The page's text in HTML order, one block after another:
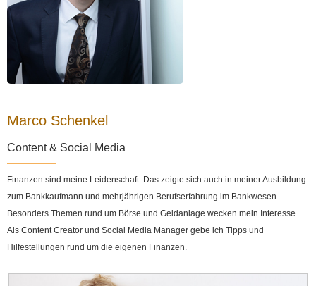
Marco Schenkel
Content & Social Media
Finanzen sind meine Leidenschaft. Das zeigte sich auch in meiner Ausbildung
zum Bankkaufmann und mehrjährigen Berufserfahrung im Bankwesen.
Besonders Themen rund um Börse und Geldanlage wecken mein Interesse.
Als Content Creator und Social Media Manager gebe ich Tipps und
Hilfestellungen rund um die eigenen Finanzen.